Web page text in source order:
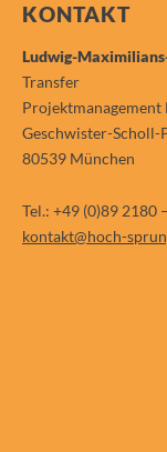
KONTAKT
Ludwig-
Transfer
Projektmanagement
Geschwister-Scholl-
80539 München
Tel.: +49 (0)89 2180
kontakt@hoch-